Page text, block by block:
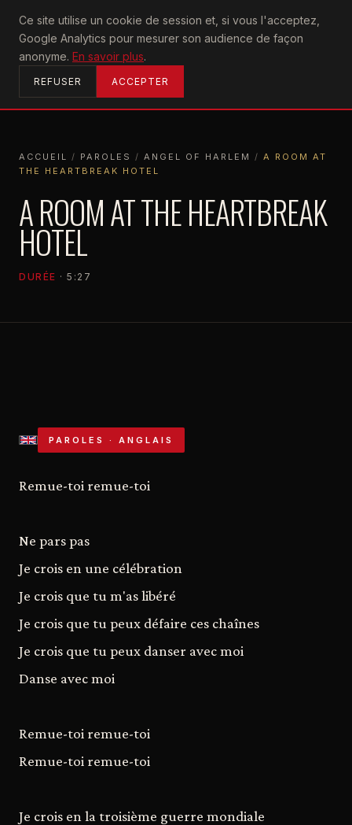
Ce site utilise un cookie de session et, si vous l'acceptez,
Google Analytics pour mesurer son audience de façon
anonyme. En savoir plus.
REFUSER ACCEPTER
U2achtung
ACCUEIL
ACCUEIL / PAROLES / ANGEL OF HARLEM / A ROOM AT
THE HEARTBREAK HOTEL
A ROOM AT THE HEARTBREAK
HOTEL
DURÉE · 5:27
PAROLES · ANGLAIS
Remue-toi remue-toi
Ne pars pas
Je crois en une célébration
Je crois que tu m'as libéré
Je crois que tu peux défaire ces chaînes
Je crois que tu peux danser avec moi
Danse avec moi
Remue-toi remue-toi
Remue-toi remue-toi
Je crois en la troisième guerre mondiale